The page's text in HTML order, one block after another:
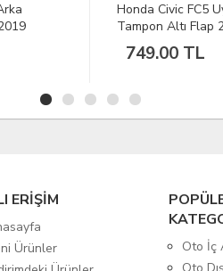
Civic FC5 Uyumlu Arka
Altı Flap 2016-2019
ERİŞİM
Ürünler
Oto İç